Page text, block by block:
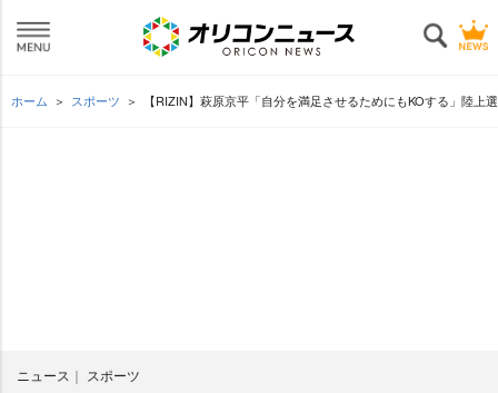
ホーム スポーツ 【RIZIN】萩原京平「自分を満足させるためにもKOする」陸上
ニュース スポーツ